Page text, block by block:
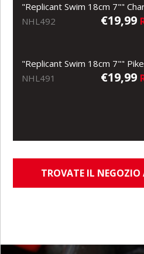
"Replicant Swim 18cm 7""
NHL492
€19,99
"Replicant Swim 18cm 7""
NHL491
€19,99
TROVATE IL